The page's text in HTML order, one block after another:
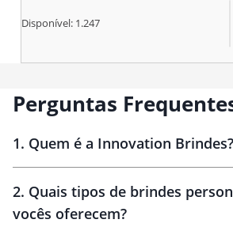
Disponível: 1.247
Perguntas
1. Quem é a Innovation Brindes?
Brindes personalizados
2. Quais tipos de brindes
vocês oferecem?